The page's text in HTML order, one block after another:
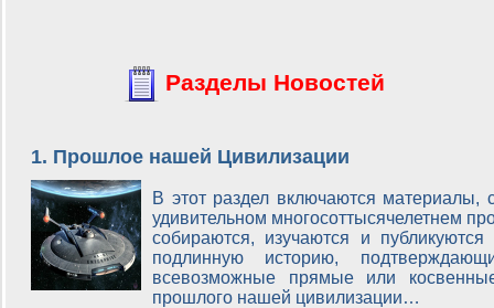
Разделы Новостей
1. Прошлое нашей Цивилизации
В этот раздел включаются
удивительном многосоттысячелетнем
собираются, изучаются и
подлинную историю,
всевозможные прямые или косвенные
прошлого нашей цивилизации…